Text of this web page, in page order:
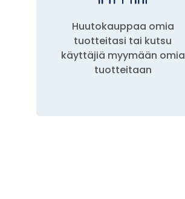
Huutokauppaa omia
tuotteitasi tai kutsu
käyttäjiä myymään omia
tuotteitaan